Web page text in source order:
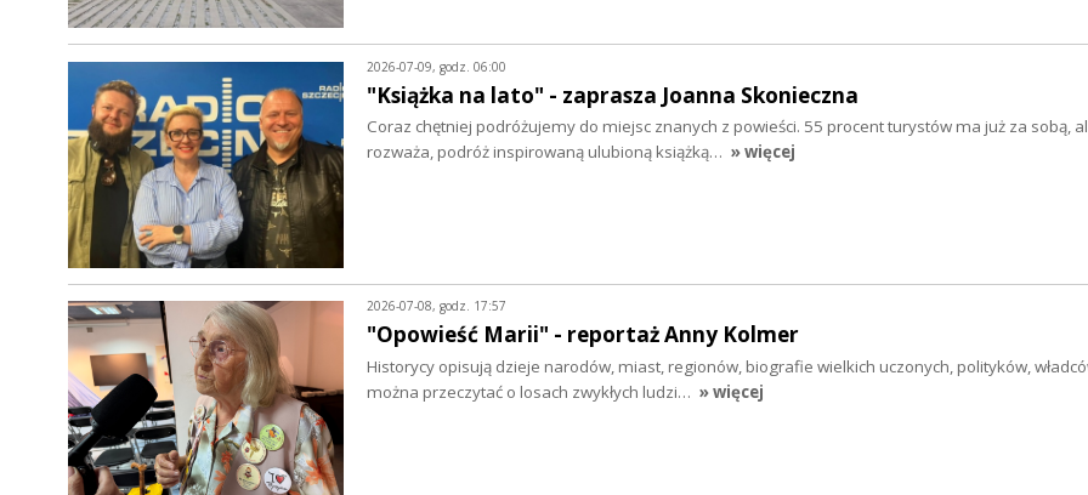
2026-07-09, godz. 06:00
"Książka na lato" - zaprasza Joanna Skonieczna
Coraz chętniej podróżujemy do miejsc znanych z powieści. 55 procent turystów ma już za sobą,
rozważa, podróż inspirowaną ulubioną książką… » więcej
2026-07-08, godz. 17:57
"Opowieść Marii" - reportaż Anny Kolmer
Historycy opisują dzieje narodów, miast, regionów, biografie wielkich uczonych, polityków,
można przeczytać o losach zwykłych ludzi… » więcej